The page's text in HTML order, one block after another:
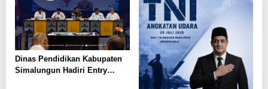
Dinas Pendidikan Kabupaten
Simalungun Hadiri Entry